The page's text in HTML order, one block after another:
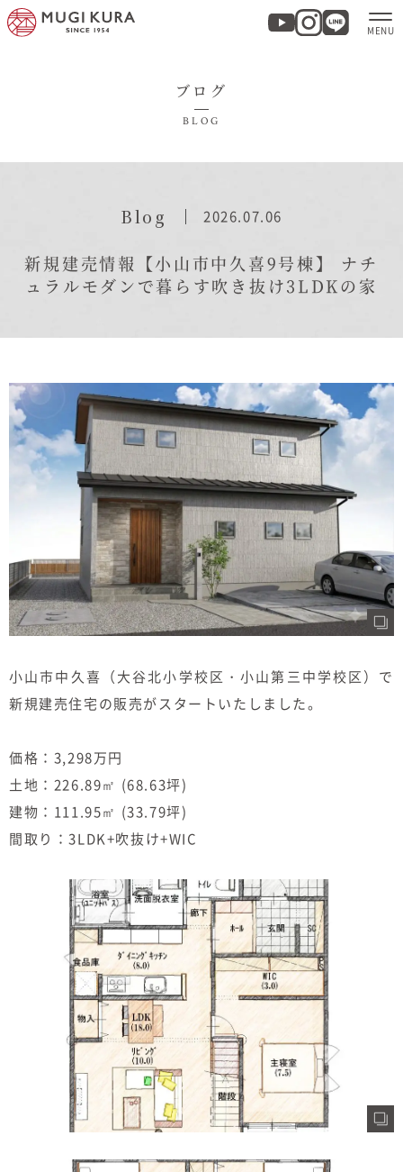
商品紹介
むぎくらについて
ニュース ブログ
イベント
オーナー様Q&A
お問い合わせ
お電話での
お問い合わ
せ
1806
ブログ
BLOG
Blog 2026.07.06
新規建売情報【小山市中久喜9号棟】
ナチ
ュラルモダンで暮らす吹き抜け3LDKの家
小山市中久喜（大谷北小学校区・小山第三中学校区）で
新規建売住宅の販売がスタートいたしました。
価格：3,298万円
土地：226.89㎡ (68.63坪)
建物：111.95㎡ (33.79坪)
間取り：3LDK+吹抜け+WIC